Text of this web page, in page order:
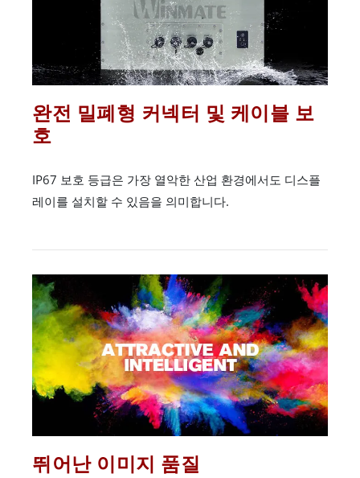
완전 밀폐형 커넥터 및 케이블 보
호
IP67 보호 등급은 가장 열악한 산업 환경에서도 디스플
레이를 설치할 수 있음을 의미합니다.
뛰어난 이미지 품질